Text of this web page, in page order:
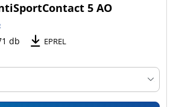
5 AO
db EPREL